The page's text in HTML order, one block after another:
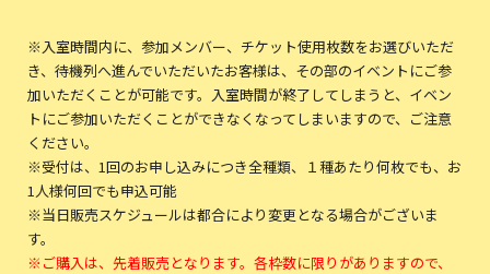
※入室時間内に、参加メンバー、チケット使用枚数をお選びいただ
き、待機列へ進んでいただいたお客様は、その部のイベントにご参
加いただくことが可能です。入室時間が終了してしまうと、イベン
トにご参加いただくことができなくなってしまいますので、ご注意
ください。
※受付は、1回のお申し込みにつき全種類、１種あたり何枚でも、お
1人様何回でも申込可能
※当日販売スケジュールは都合により変更となる場合がございま
す。
※ご購入は、先着販売となります。各枠数に限りがありますので、